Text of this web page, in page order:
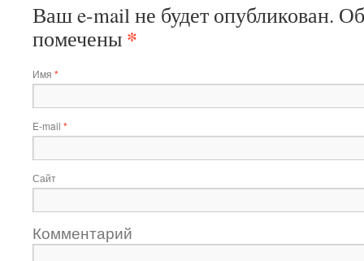
Ваш e-mail не будет опубликован.
помечены *
Имя *
E-mail *
Сайт
Комментарий